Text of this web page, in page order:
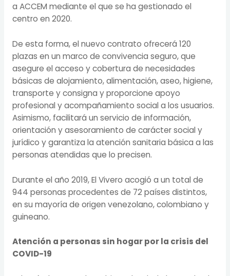
a ACCEM mediante el que se ha gestionado el
centro en 2020.
De esta forma, el nuevo contrato ofrecerá 120
plazas en un marco de convivencia seguro, que
asegure el acceso y cobertura de necesidades
básicas de alojamiento, alimentación, aseo, higiene,
transporte y consigna y proporcione apoyo
profesional y acompañamiento social a los usuarios.
Asimismo, facilitará un servicio de información,
orientación y asesoramiento de carácter social y
jurídico y garantiza la atención sanitaria básica a las
personas atendidas que lo precisen.
Durante el año 2019, El Vivero acogió a un total de
944 personas procedentes de 72 países distintos,
en su mayoría de origen venezolano, colombiano y
guineano.
Atención a personas sin hogar por la crisis del
COVID-19